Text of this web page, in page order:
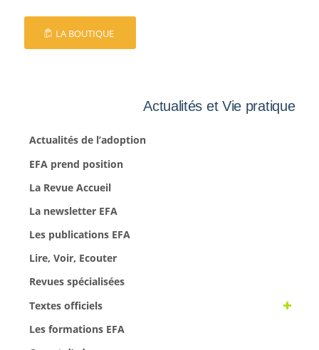
LA BOUTIQUE
Actualités et Vie pratique
Actualités de l’adoption
EFA prend position
La Revue Accueil
La newsletter EFA
Les publications EFA
Lire, Voir, Ecouter
Revues spécialisées
Textes officiels
Les formations EFA